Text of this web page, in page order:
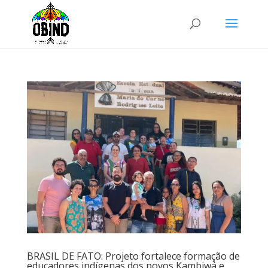
BRASIL DE FATO: Projeto fortalece formação de